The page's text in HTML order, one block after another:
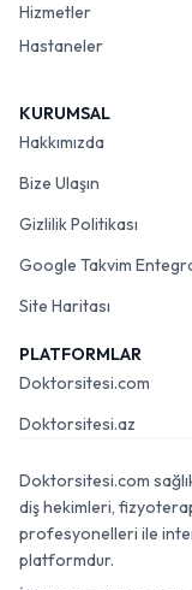
Hizmetler
Hastaneler
KURUMSAL
Hakkımızda
Bize Ulaşın
Gizlilik Politikası
Google Takvim
Site Haritası
PLATFORMLAR
Doktorsitesi.com
Doktorsitesi.az
Doktorsitesi.com
diş hekimleri,
profesyonelleri ile
platformdur.